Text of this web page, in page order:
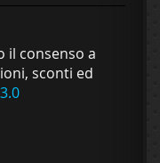
il consenso a
sconti ed